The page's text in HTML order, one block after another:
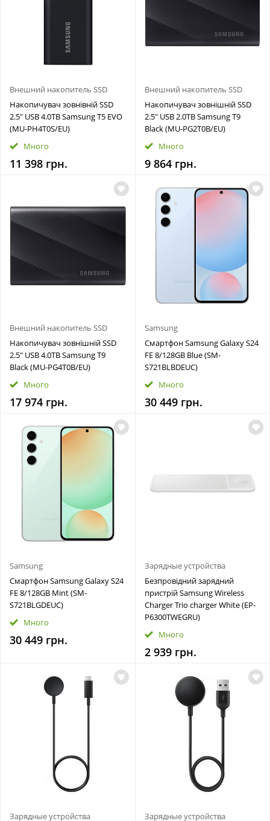
Внешний накопитель SSD
Накопичувач зовнівній SSD
2.5" USB 4.0TB Samsung T5 EVO
(MU-PH4T0S/EU)
Много
11 398 грн.
Внешний накопитель SSD
Накопичувач зовнішній SSD
2.5" USB 2.0TB Samsung T9
Black (MU-PG2T0B/EU)
Много
9 864 грн.
Внешний накопитель SSD
Накопичувач зовнішній SSD
2.5" USB 4.0TB Samsung T9
Black (MU-PG4T0B/EU)
Много
17 974 грн.
Samsung
Смартфон Samsung Galaxy S24
FE 8/128GB Blue (SM-
S721BLBDEUC)
Много
30 449 грн.
Samsung
Смартфон Samsung Galaxy S24
FE 8/128GB Mint (SM-
S721BLGDEUC)
Много
30 449 грн.
Зарядные устройства
Безпровідний зарядний
пристрій Samsung Wireless
Charger Trio charger White (EP-
P6300TWEGRU)
Много
2 939 грн.
Зарядные устройства Зарядные устройства